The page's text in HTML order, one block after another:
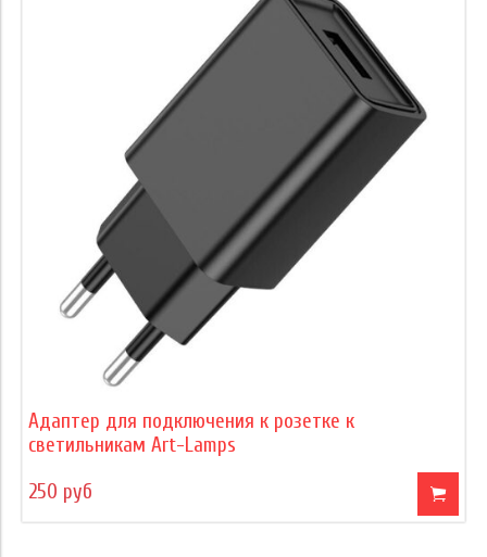
Адаптер для подключения к розетке к
светильникам Art-Lamps
250 руб